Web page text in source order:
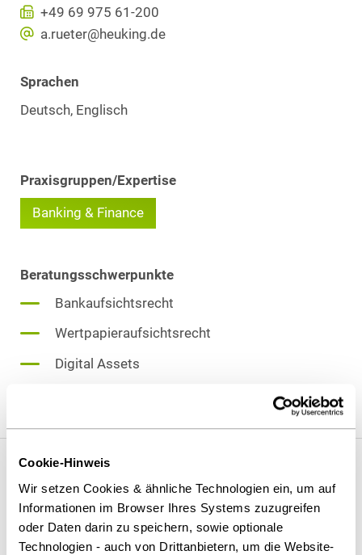
Cookie-Hinweis
Wir setzen Cookies & ähnliche Technologien ein, um auf
Informationen im Browser Ihres Systems zuzugreifen
oder Daten darin zu speichern, sowie optionale
Technologien - auch von Drittanbietern, um die Website-
+49 69 975 61-200
a.rueter@heuking.de
Sprachen
Deutsch, Englisch
Praxisgruppen/Expertise
Banking & Finance
Beratungsschwerpunkte
Bankaufsichtsrecht
Wertpapieraufsichtsrecht
Digital Assets
Vita
Zugelassen